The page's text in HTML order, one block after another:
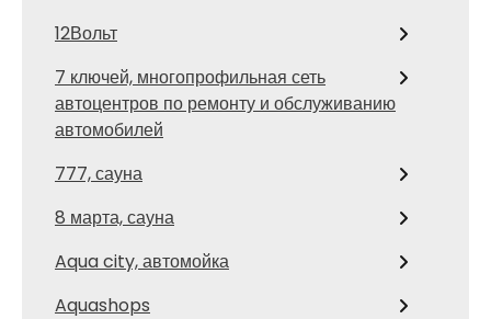
12Вольт
7 ключей, многопрофильная сеть
автоцентров по ремонту и обслуживанию
автомобилей
777, сауна
8 марта, сауна
Aqua city, автомойка
Aquashops